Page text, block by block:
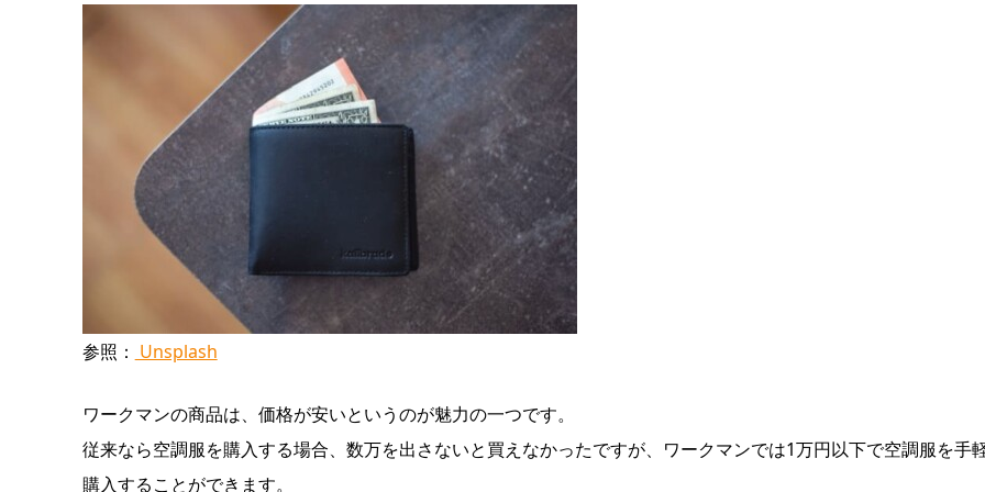
参照： Unsplash
ワークマンの商品は、価格が安いというのが魅力の一つです。
従来なら空調服を購入する場合、数万を出さないと買えなかったですが、ワークマンでは1万円以下で空調服を手
購入することができます。